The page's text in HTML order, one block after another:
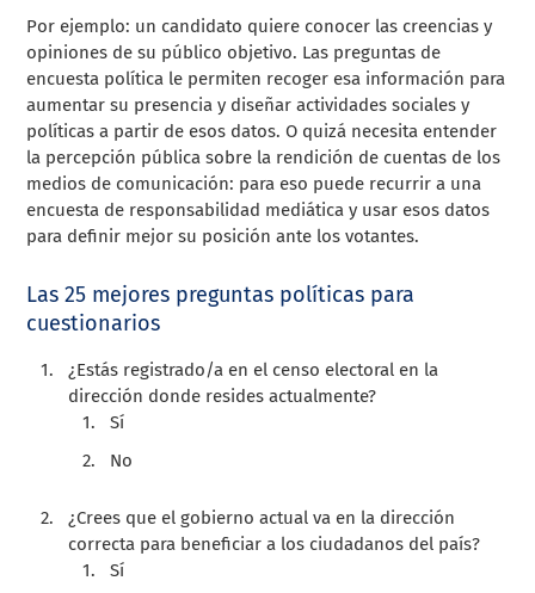
Por ejemplo: un candidato quiere conocer las creencias y
opiniones de su público objetivo. Las preguntas de
encuesta política le permiten recoger esa información para
aumentar su presencia y diseñar actividades sociales y
políticas a partir de esos datos. O quizá necesita entender
la percepción pública sobre la rendición de cuentas de los
medios de comunicación: para eso puede recurrir a una
encuesta de responsabilidad mediática y usar esos datos
para definir mejor su posición ante los votantes.
Las 25 mejores preguntas políticas para
cuestionarios
¿Estás registrado/a en el censo electoral en la
dirección donde resides actualmente?
Sí
No
¿Crees que el gobierno actual va en la dirección
correcta para beneficiar a los ciudadanos del país?
Sí